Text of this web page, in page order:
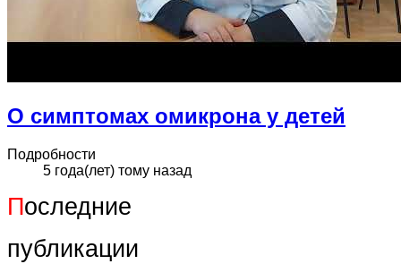
О симптомах омикрона у детей
Подробности
5 года(лет) тому назад
Последние
публикации